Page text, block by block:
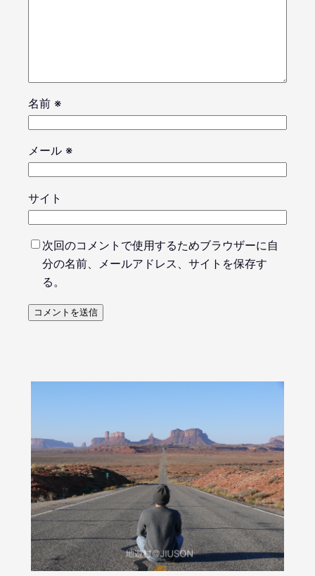
名前 ※
メール ※
サイト
次回のコメントで使用するためブラウザーに自
分の名前、メールアドレス、サイトを保存す
る。